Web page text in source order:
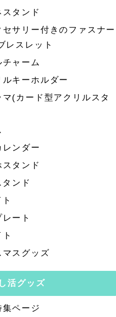
タンド
サリー付きのファスナー
レスレット
ャーム
キーホルダー
(カード型アクリルスタ
ンダー
タンド
ンド
ート
スグッズ
活グッズ
ページ